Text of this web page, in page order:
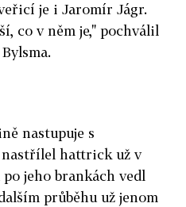
je i Jaromír Jágr.
co v něm je," pochválil
nastupuje s
nastřílel hattrick už v
jeho brankách vedl
průběhu už jenom